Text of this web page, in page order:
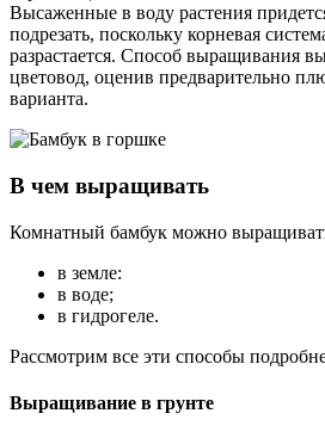
Высаженные в воду растения
подрезать, поскольку корневая
разрастается. Способ выращивания
цветовод, оценив предварительно
варианта.
В чем выращивать
Комнатный бамбук можно
в земле:
в воде;
в гидрогеле.
Рассмотрим все эти способы
Выращивание в грунте